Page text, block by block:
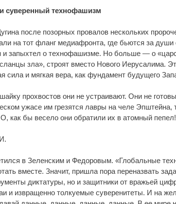
суверенный технофашизм
после позорных провалов нескольких
на тот фланг медиафронта, где бьются за души
и запыхтел о технофашизме. Но больше — о
зла», строят вместо Нового Иерусалима.
сила и мягкая вера, как фундамент будущего
прохвостов они не устраивают. Они не
ужасе им грезятся лавры на челе Эпштейна,
как бы весело они обратили их в атомный пепел!
в Зеленским и Федоровым. «Глобальные
вместе. Значит, пришла пора переназвать
диктатуры, но и защитники от вражьей
и извращенно толкуемые суверенитеты. И на